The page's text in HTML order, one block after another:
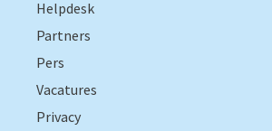
Helpdesk
Partners
Pers
Vacatures
Privacy